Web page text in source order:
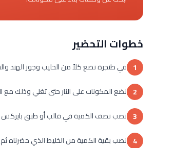
خطوات التحضير
1 في طنجرة نضع كلاً من الحليب وجوز الهند
2 نضع المكونات على النار حتى تغلي وذلك مع
3 نصب نصف الكمية في قالب أو طبق
4 نصب بقية الكمية من الخليط الذي حضرناه